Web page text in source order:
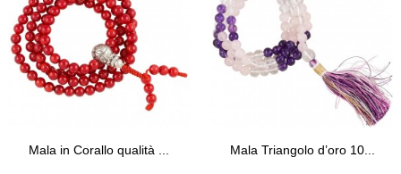
Mala in Corallo qualità ... Mala Triangolo d’oro 10...